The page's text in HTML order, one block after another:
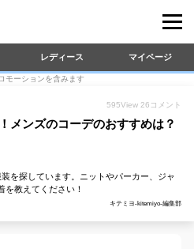
レディース マイページ
モーションを含みます
595View 26 コメント
メンズのコーデのおすすめは？
を探しています。ニットやパーカー、ジャ
教えてください！
キテミヨ-kitemiyo-編集部